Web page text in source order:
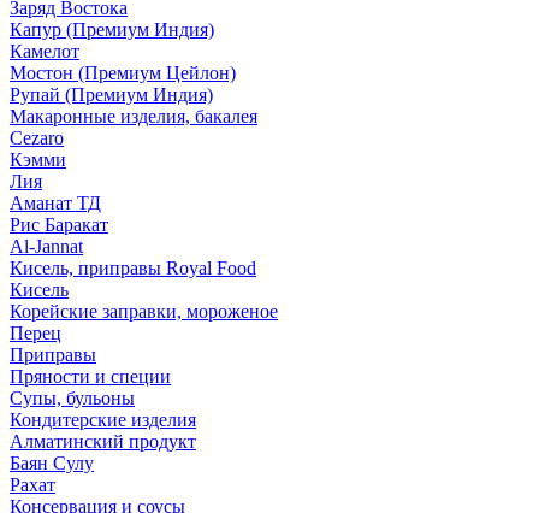
Заряд Востока
Капур (Премиум Индия)
Камелот
Мостон (Премиум Цейлон)
Рупай (Премиум Индия)
Макаронные изделия, бакалея
Cezaro
Кэмми
Лия
Аманат ТД
Рис Баракат
Al-Jannat
Кисель, приправы Royal Food
Кисель
Корейские заправки, мороженое
Перец
Приправы
Пряности и специи
Супы, бульоны
Кондитерские изделия
Алматинский продукт
Баян Сулу
Рахат
Консервация и соусы